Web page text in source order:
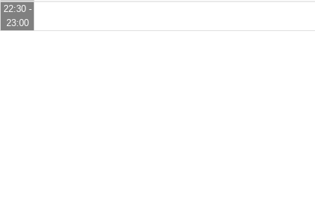
22:30 -
23:00